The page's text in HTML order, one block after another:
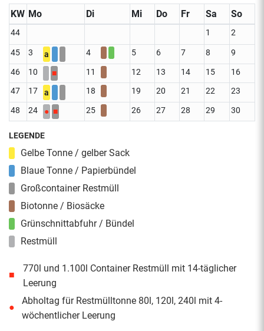
KW Mo Di Mi Do Fr Sa So
44 1 2
45 3 a 4 5 6 7 8 9
46 10 ■ 11 12 13 14 15
16
47
17 a 18 19 20 21 22 23
48 24 ● ■ 25 26 27 28 29 30
LEGENDE
Gelbe Tonne / gelber Sack
Blaue Tonne / Papierbündel
Großcontainer Restmüll
Biotonne / Biosäcke
Grünschnittabfuhr / Bündel
Restmüll
■
770l und 1.100l Container Restmüll mit 14-täglicher
Leerung
●
Abholtag für Restmülltonne 80l, 120l, 240l mit 4-
wöchentlicher Leerung